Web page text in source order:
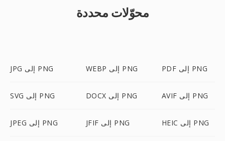
محوّلات محددة
JPG إلى PNG WEBP إلى PNG PDF إلى PNG
SVG إلى PNG DOCX إلى PNG AVIF إلى PNG
JPEG إلى PNG JFIF إلى PNG HEIC إلى PNG